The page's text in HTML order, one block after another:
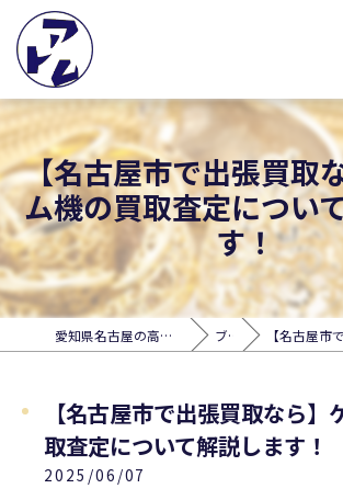
【名古屋市で出張買取
ム機の買取査定につい
す！
愛知県名古屋の高価買取なら出張買取アトム ブログ 【名古屋市で出張買取な
【名古屋市で出張買取なら】
取査定について解説します！
2025/06/07